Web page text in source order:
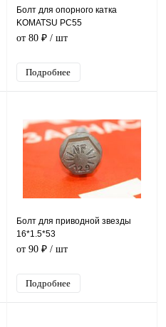
Болт для опорного катка
KOMATSU PC55
от 80 ₽/ шт
Подробнее
Болт для приводной звезды
16*1.5*53
от 90 ₽/ шт
Подробнее